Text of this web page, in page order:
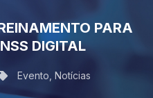
PARA
DIGITAL
Evento Notícias